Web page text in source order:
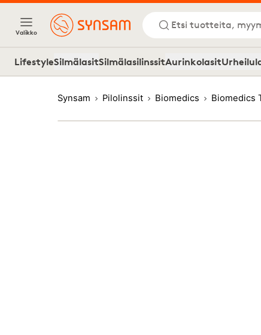
Valikko
Etsi tuotteita,
LifestyleSilmälasitSilmälasilinssitAurinkolasit
Synsam Pilolinssit Biomedics Biomedics